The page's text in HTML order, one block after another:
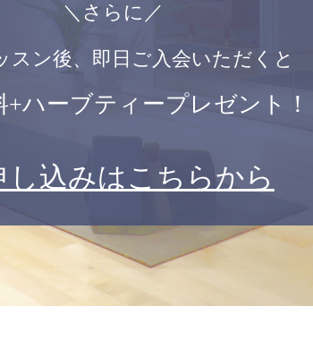
＼さらに／
スン後、即日ご入会いただくと
+ハーブティープレゼント
し込みはこちらから